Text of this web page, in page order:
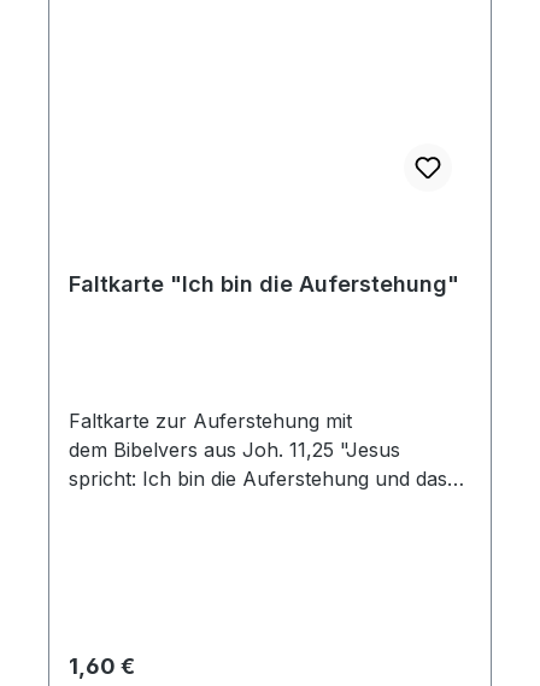
Faltkarte "Ich bin die Auferstehung"
Faltkarte zur Auferstehung mit
dem Bibelvers aus Joh. 11,25 "Jesus
spricht: Ich bin die Auferstehung und das
Regulärer Preis:
1,60 €